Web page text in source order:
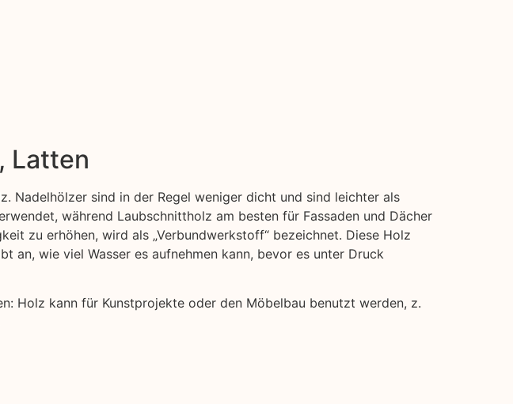
Latten
Nadelhölzer sind in der Regel weniger dicht und sind leichter als
während Laubschnittholz am besten für Fassaden und Dächer
zu erhöhen, wird als „Verbundwerkstoff“ bezeichnet. Diese Holz
an, wie viel Wasser es aufnehmen kann, bevor es unter Druck
Holz kann für Kunstprojekte oder den Möbelbau benutzt werden, z.